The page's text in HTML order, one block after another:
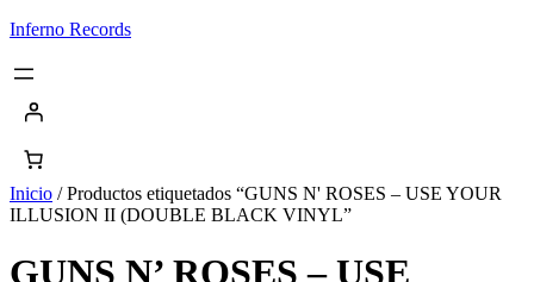
Saltar
contenido
Inferno Records
Inicio / Productos etiquetados “GUNS N' ROSES – USE YOUR
ILLUSION II (DOUBLE BLACK VINYL”
GUNS N’ ROSES – USE